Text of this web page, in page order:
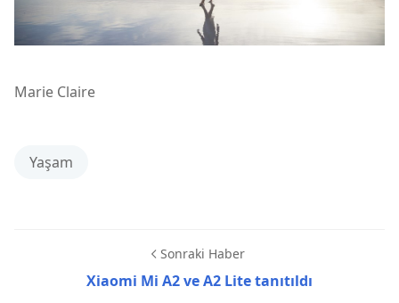
Marie Claire
Yaşam
Sonraki Haber
Xiaomi Mi A2 ve A2 Lite tanıtıldı